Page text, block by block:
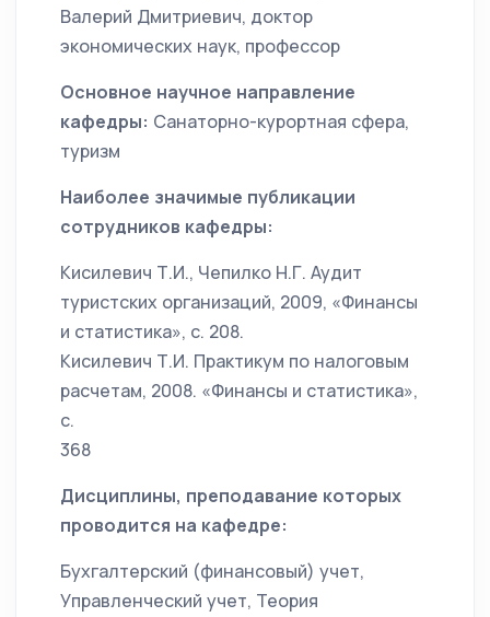
Валерий Дмитриевич, доктор
экономических наук, профессор
Основное научное направление
кафедры: Санаторно-курортная сфера,
туризм
Наиболее значимые публикации
сотрудников кафедры:
Кисилевич Т.И., Чепилко Н.Г. Аудит
туристских организаций, 2009, «Финансы
и статистика», с. 208.
Кисилевич Т.И. Практикум по налоговым
расчетам, 2008. «Финансы и статистика»,
с.
368
Дисциплины, преподавание которых
проводится на кафедре:
Бухгалтерский (финансовый) учет,
Управленческий учет, Теория